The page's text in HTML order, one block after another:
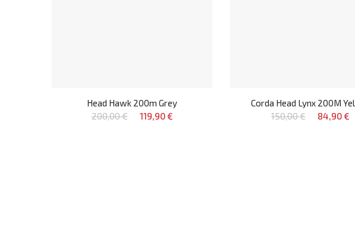
Head Hawk 200m Grey
200,00 €
119,90 €
Corda Head Lynx 200M
150,00 €
84,90 €